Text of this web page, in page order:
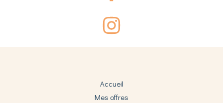
Accueil
Mes offres